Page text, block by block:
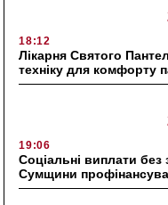
18:12
Лікарня Святого
техніку для комфорту
19:06
Соціальні виплати
Сумщини